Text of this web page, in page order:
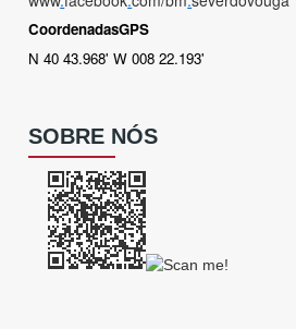
CoordenadasGPS
N 40 43.968' W 008 22.193'
SOBRE NÓS